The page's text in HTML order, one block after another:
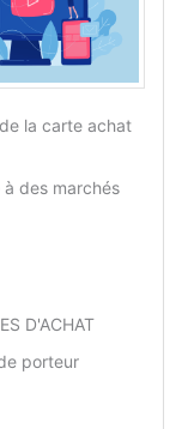
la carte achat
des marchés
D'ACHAT
porteur